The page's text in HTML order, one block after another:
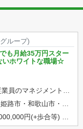
ループ)
も月給35万円スター
いホワイトな職場☆